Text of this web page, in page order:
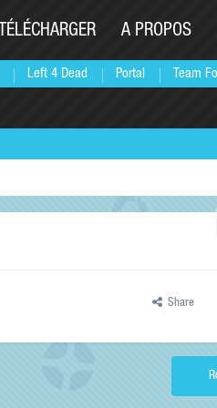
Left 4 Dead Portal Team
TÉLÉCHARGER A PROPOS
Share